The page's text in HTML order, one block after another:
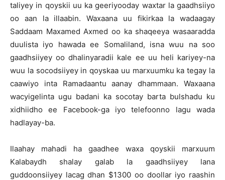
taliyey in qoyskii uu ka geeriyooday waxtar la gaadhsiiyo
oo aan la illaabin. Waxaana uu fikirkaa la wadaagay
Saddaam Maxamed Axmed oo ka shaqeeya wasaaradda
duulista iyo hawada ee Somaliland, isna wuu na soo
gaadhsiiyey oo dhalinyaradii kale ee uu heli kariyey-na
wuu la socodsiiyey in qoyskaa uu marxuumku ka tegay la
caawiyo inta Ramadaantu aanay dhammaan. Waxaana
wacyigelinta ugu badani ka socotay barta bulshadu ku
xidhiidho ee Facebook-ga iyo telefoonno lagu wada
hadlayay-ba.
Ilaahay mahadi ha gaadhee waxa qoyskii marxuum
Kalabaydh shalay galab la gaadhsiiyey lana
guddoonsiiyey lacag dhan $1300 oo doollar iyo raashin